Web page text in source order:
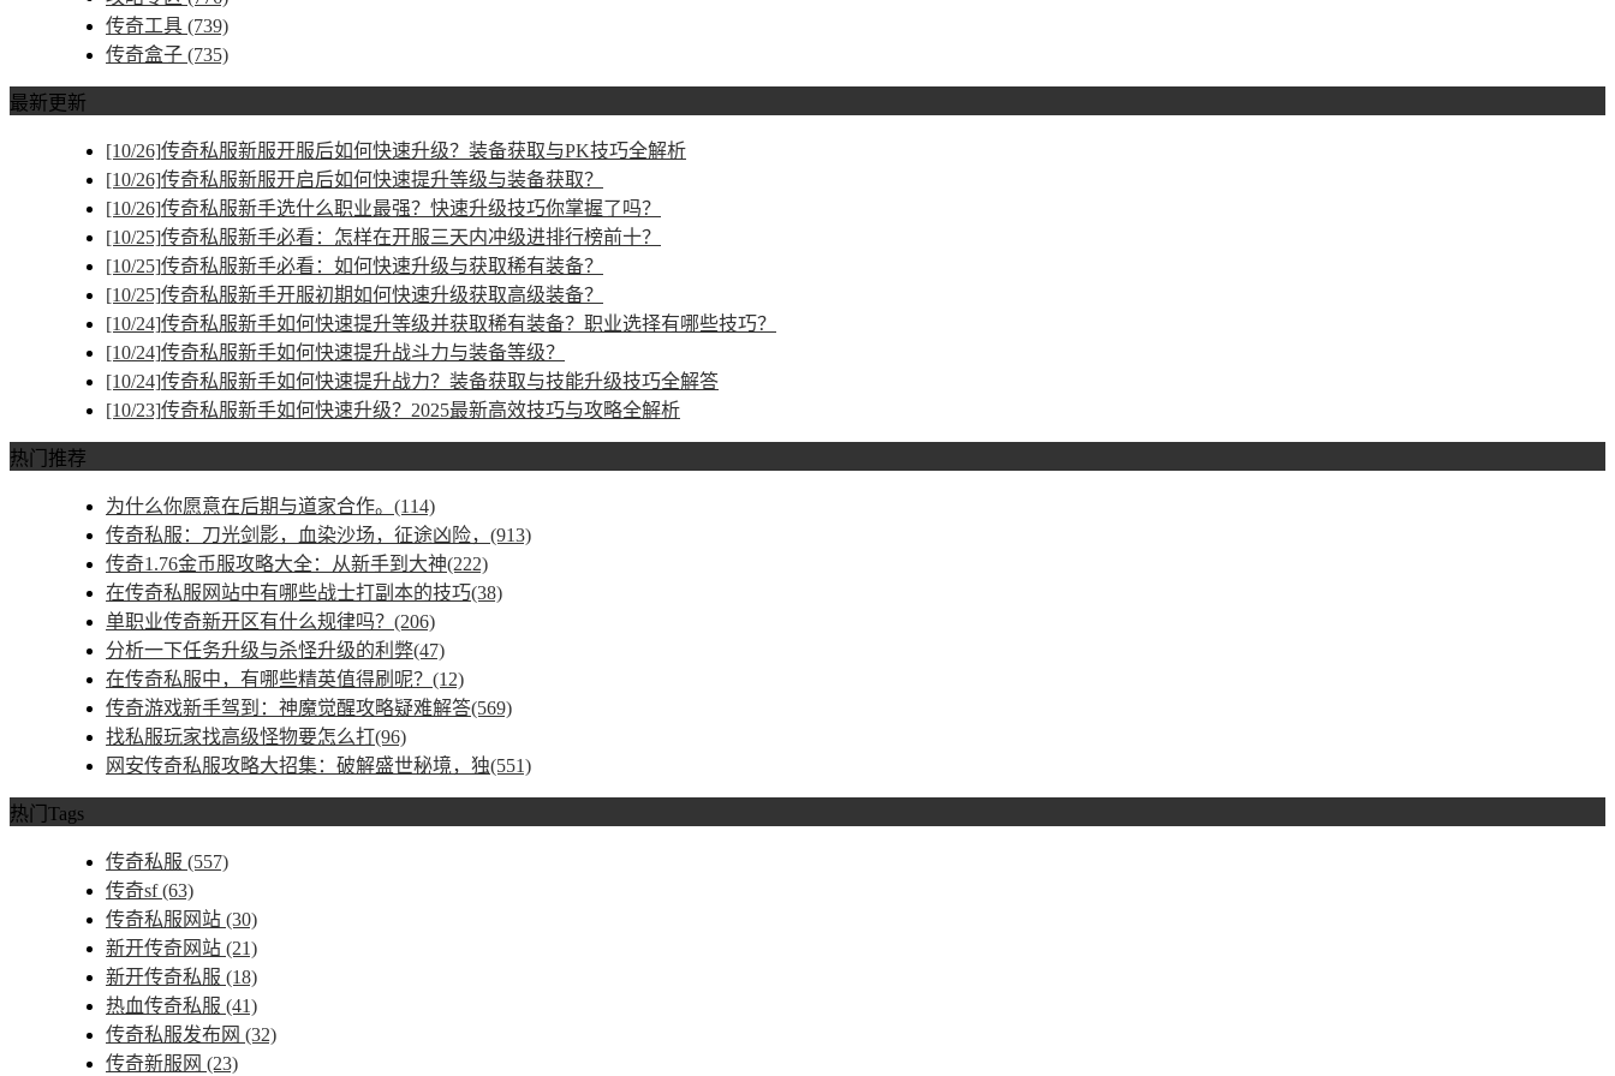
传奇工具 (739)
传奇盒子 (735)
最新更新
[10/26]传奇私服新服开服后如何快速升级？装备获取与PK技巧全解析
[10/26]传奇私服新服开启后如何快速提升等级与装备获取？
[10/26]传奇私服新手选什么职业最强？快速升级技巧你掌握了吗？
[10/25]传奇私服新手必看：怎样在开服三天内冲级进排行榜前十？
[10/25]传奇私服新手必看：如何快速升级与获取稀有装备？
[10/25]传奇私服新手开服初期如何快速升级获取高级装备？
[10/24]传奇私服新手如何快速提升等级并获取稀有装备？职业选择有哪些技巧？
[10/24]传奇私服新手如何快速提升战斗力与装备等级？
[10/24]传奇私服新手如何快速提升战力？装备获取与技能升级技巧全解答
[10/23]传奇私服新手如何快速升级？2025最新高效技巧与攻略全解析
热门推荐
为什么你愿意在后期与道家合作。(114)
传奇私服：刀光剑影，血染沙场，征途凶险，(913)
传奇1.76金币服攻略大全：从新手到大神(222)
在传奇私服网站中有哪些战士打副本的技巧(38)
单职业传奇新开区有什么规律吗？(206)
分析一下任务升级与杀怪升级的利弊(47)
在传奇私服中，有哪些精英值得刷呢？(12)
传奇游戏新手驾到：神魔觉醒攻略疑难解答(569)
找私服玩家找高级怪物要怎么打(96)
网安传奇私服攻略大招集：破解盛世秘境，独(551)
热门Tags
传奇私服 (557)
传奇sf(63)
传奇私服网站 (30)
新开传奇网站 (21)
新开传奇私服 (18)
热血传奇私服 (41)
传奇私服发布网 (32)
传奇新服网 (23)